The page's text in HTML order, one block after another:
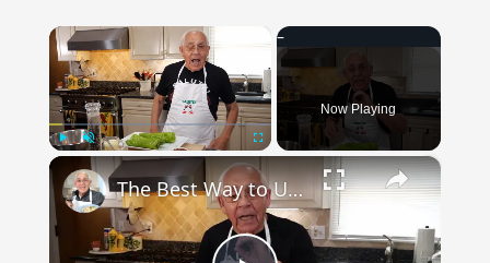
Unmute
Now Playing
×
The Best Way to Use Italian Frying Peppers